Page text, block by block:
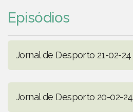
Episódios
Jornal de Desporto 21-02-24
Jornal de Desporto 20-02-24